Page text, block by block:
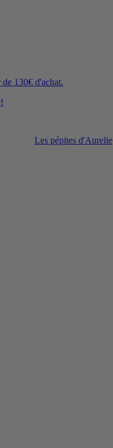
130€ d'achat.
Les pépites d'Aurelie